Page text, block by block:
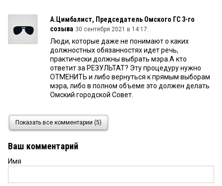
А.Цимбалист, Председатель Омского ГС 3-го
созыва 30 сентября 2021 в 14:17:
Люди, которые даже не понимают о каких
должностных обязанностях идет речь,
практически должны выбрать мэра.А кто
ответит за РЕЗУЛЬТАТ? Эту процедуру нужно
ОТМЕНИТЬ и либо вернуться к прямым выборам
мэра, либо в полном объеме это должен делать
Омский городской Совет.
Омич 29 сентября 2021 в 15:23:
И минимум 100 человек.... 3-х очень легко
подкупить.
Мое мнение 29 сентября 2021 в 13:15:
Показать все комментарии (5)
Ваш комментарий
Имя